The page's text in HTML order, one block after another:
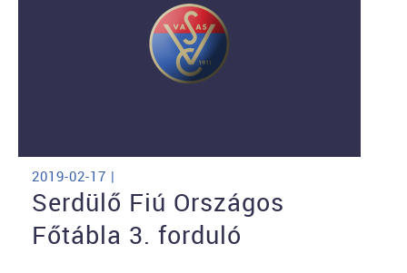
2019-02-17 |
Serdülő Fiú Országos
Főtábla 3. forduló